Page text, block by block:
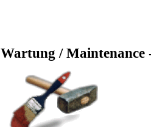
Wartung / Maintenance